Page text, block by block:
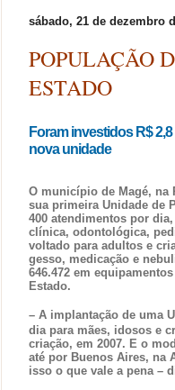
sábado, 21 de dezembro
POPULAÇÃO
ESTADO
Foram investidos R$
nova unidade
O município de Magé, na
sua primeira Unidade de
400 atendimentos por
clínica, odontológica,
voltado para adultos e
gesso, medicação e
646.472 em
Estado.
– A implantação de uma
dia para mães, idosos e
criação, em 2007. E o
até por Buenos Aires, na
isso o que vale a pena –